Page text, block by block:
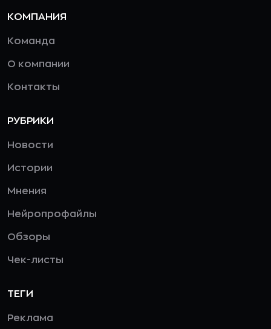
КОМПАНИЯ
Команда
О компании
Контакты
РУБРИКИ
Новости
Истории
Мнения
Нейропрофайлы
Обзоры
Чек-листы
ТЕГИ
Реклама